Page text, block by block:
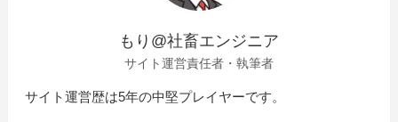
もり@社畜エンジニア
サイト運営責任者・執筆者
サイト運営歴は5年の中堅プレイヤーです。